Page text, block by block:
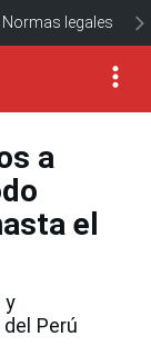
Normas legales
a
el
y
Perú